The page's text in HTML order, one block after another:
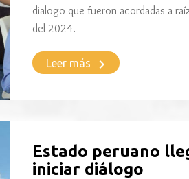
dialogo que fueron acordadas a
del 2024.
Leer más keyboard_arrow_right
Estado peruano
iniciar diálogo